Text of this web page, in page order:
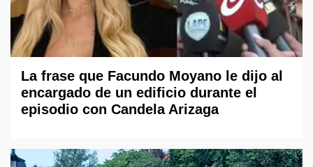
La frase que Facundo Moyano le dijo al
encargado de un edificio durante el
episodio con Candela Arizaga